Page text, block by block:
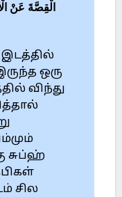
الْقِصَّةَ عَنْ
ஒரு
விந்து
சுப்ஹ்
சில